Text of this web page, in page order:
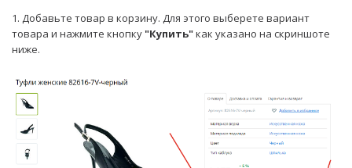
1. Добавьте товар в корзину. Для этого выберете вариант
товара и нажмите кнопку "Купить"как указано на скриншоте
ниже.